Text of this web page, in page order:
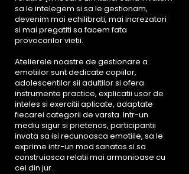
sa le intelegem si sa le gestionam,
devenim mai echilibrati, mai increzatori
si mai pregatiti sa facem fata
provocarilor vietii.
Atelierele noastre de gestionare a
emotiilor sunt dedicate copiilor,
adolescentilor sii adultilor si ofera
instrumente practice, explicatii usor de
inteles si exercitii aplicate, adaptate
fiecarei categorii de varsta. Intr-un
mediu sigur si prietenos, participantii
invata sa isi recunoasca emotiile, sa le
exprime intr-un mod sanatos si sa
construiasca relatii mai armonioase cu
cei din jur.